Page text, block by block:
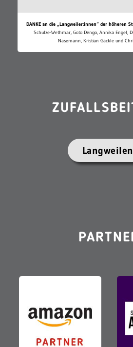
DANKE an die „Langweiler:innen“ der höheren
Schulze-Wethmar, Goto Dengo, Annika Engel,
Nasemann, Kristian Gäckle und